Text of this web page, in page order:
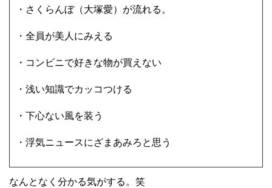
・さくらんぼ（大塚愛）が流れる。
・全員が美人にみえる
・コンビニで好きな物が買えない
・浅い知識でカッコつける
・下心ない風を装う
・浮気ニュースにざまあみろと思う
なんとなく分かる気がする。笑